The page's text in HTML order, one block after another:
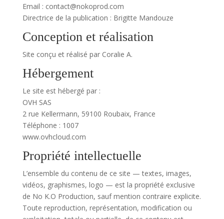
Email : contact@nokoprod.com
Directrice de la publication : Brigitte Mandouze
Conception et réalisation
Site conçu et réalisé par Coralie A.
Hébergement
Le site est hébergé par :
OVH SAS
2 rue Kellermann, 59100 Roubaix, France
Téléphone : 1007
www.ovhcloud.com
Propriété intellectuelle
L’ensemble du contenu de ce site — textes, images,
vidéos, graphismes, logo — est la propriété exclusive
de No K.O Production, sauf mention contraire explicite.
Toute reproduction, représentation, modification ou